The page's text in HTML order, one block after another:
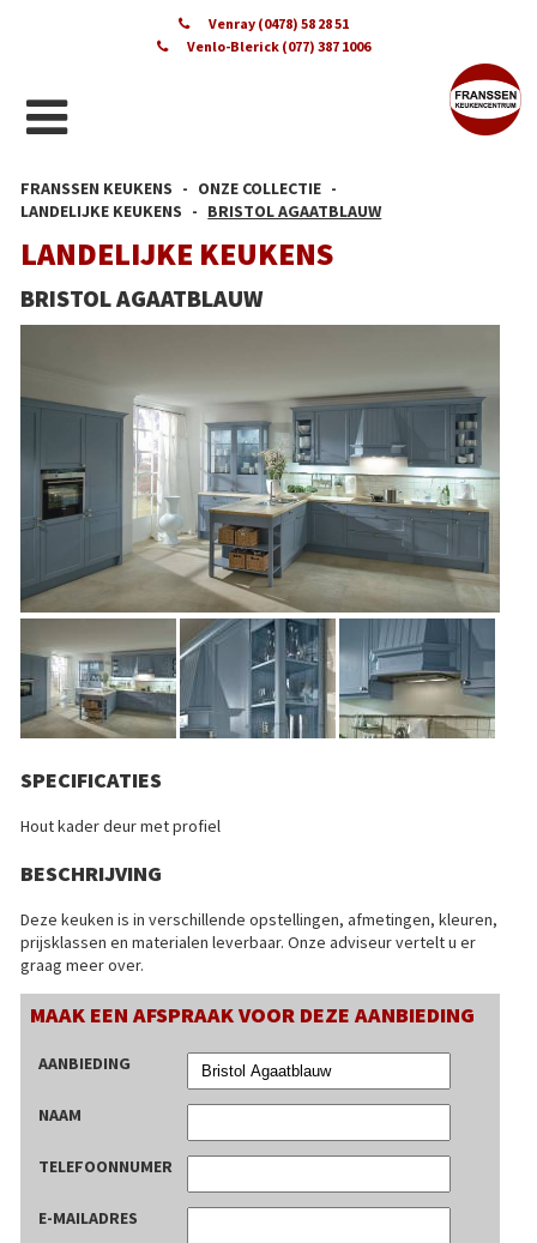
Venray (0478) 58 28 51
Venlo-Blerick (077) 387 1006
FRANSSEN KEUKENS
ONZE COLLECTIE
LANDELIJKE KEUKENS
BRISTOL AGAATBLAUW
LANDELIJKE KEUKENS
BRISTOL AGAATBLAUW
SPECIFICATIES
Hout kader deur met profiel
BESCHRIJVING
Deze keuken is in verschillende opstellingen, afmetingen, kleuren,
prijsklassen en materialen leverbaar. Onze adviseur vertelt u er
graag meer over.
MAAK EEN AFSPRAAK VOOR DEZE AANBIEDING
AANBIEDING
NAAM
TELEFOONNUMER
E-MAILADRES